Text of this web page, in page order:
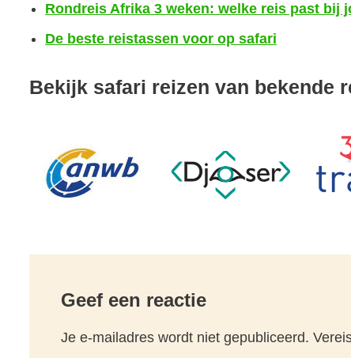
Rondreis Afrika 3 weken: welke reis past bij
De beste reistassen voor op safari
Bekijk safari reizen van bekende
Geef een reactie
Je e-mailadres wordt niet gepubliceerd.